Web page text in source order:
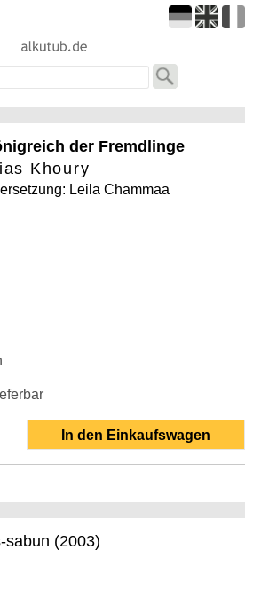
der Fremdlinge
Khoury
Leila Chammaa
In den Einkaufswagen
sabun (2003)